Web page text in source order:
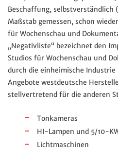
Beschaffung, selbstverständlich
Maßstab gemessen, schon
für Wochenschau und
„Negativliste“ bezeichnet den
Studios für Wochenschau und
durch die einheimische
Angebote westdeutsche
stellvertretend für die anderen
Tonkameras
HI-Lampen und 5/10-
Lichtmaschinen